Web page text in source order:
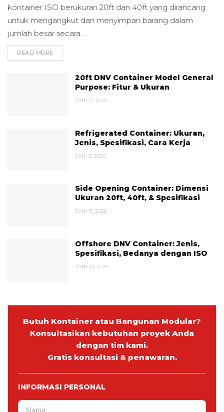
kontainer ISO berukuran 20ft dan 40ft yang dirancang
untuk mengangkut dan menyimpan barang dalam
jumlah besar secara...
READ MORE
20ft DNV Container Model General
Purpose: Fitur & Ukuran
JUNI 17, 2026
Refrigerated Container: Ukuran,
Jenis, Spesifikasi, Cara Kerja
JUNI 8, 2026
Side Opening Container: Dimensi
Ukuran 20ft, 40ft, & Spesifikasi
JUNI 11, 2026
Offshore DNV Container: Jenis,
Spesifikasi, Bedanya dengan ISO
JUNI 23, 2026
Butuh Kontainer atau Bangunan Modular?
Konsultasikan kebutuhan proyek Anda
dengan tim kami.
Gratis konsultasi & penawaran.
INFORMASI PERSONAL